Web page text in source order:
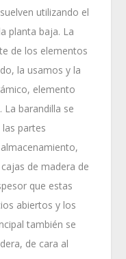
utilizando el
planta baja. La
de los elementos
la usamos y la
elemento
barandilla se
partes
de madera de
que estas
abiertos y los
también se
de cara al